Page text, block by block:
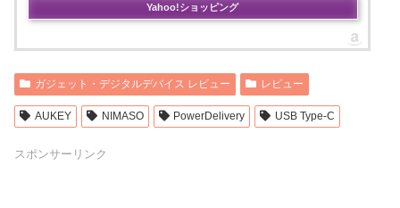
Yahoo!ショッピング
ガジェット・デジタルデバイス レビュー レビュー
AUKEY NIMASO PowerDelivery USB Type-C
スポンサーリンク